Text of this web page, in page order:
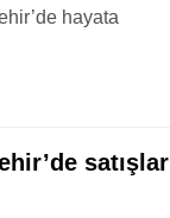
hayata
satışlar